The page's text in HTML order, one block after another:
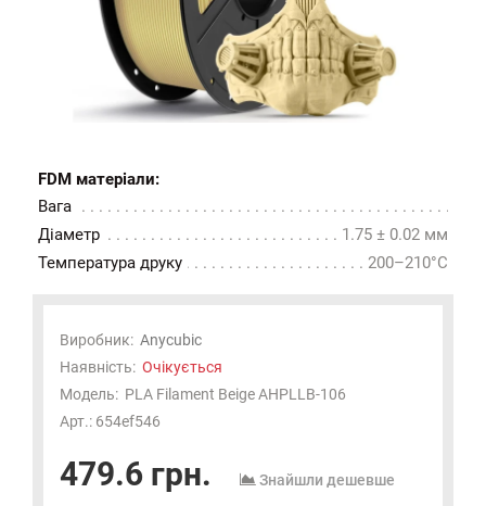
FDM матеріали:
Вага
Діаметр
1.75 ± 0.02 мм
Температура друку
200–210°C
Виробник: Anycubic
Наявність: Очікується
Модель: PLA Filament Beige AHPLLB-106
Арт.: 654ef546
479.6 грн. Знайшли дешевше